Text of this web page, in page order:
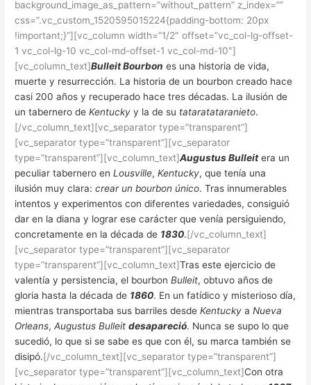
background_image_as_pattern=”without_pattern” z_index=””
css=”.vc_custom_1520595015224{padding-bottom: 20px
!important;}”][vc_column width=”1/2″ offset=”vc_col-lg-offset-
1 vc_col-lg-10 vc_col-md-offset-1 vc_col-md-10″]
[vc_column_text]Bulleit Bourbon es una historia de vida,
muerte y resurrección. La historia de un bourbon creado hace
casi 200 años y recuperado hace tres décadas. La ilusión de
un tabernero deKentucky y la de su tataratataranieto.
[/vc_column_text][vc_separator type=”transparent”]
[vc_separator type=”transparent”][vc_separator
type=”transparent”][vc_column_text]Augustus Bulleitera un
peculiar tabernero enLousville,Kentucky, que tenía una
ilusión muy clara:crear un bourbon único. Tras innumerables
intentos y experimentos con diferentes variedades, consiguió
dar en la diana y lograr ese carácter que venía persiguiendo,
concretamente en la década de 1830.[/vc_column_text]
[vc_separator type=”transparent”][vc_separator
type=”transparent”][vc_column_text]Tras este ejercicio de
valentía y persistencia, el bourbonBulleit, obtuvo años de
gloria hasta la década de 1860. En un fatídico y misterioso día,
mientras transportaba sus barriles desdeKentucky aNueva
Orleans,Augustus Bulleit desapareció. Nunca se supo lo que
sucedió, lo que si se sabe es que con él, su marca también se
disipó.[/vc_column_text][vc_separator type=”transparent”]
[vc_separator type=”transparent”][vc_column_text]Con otra